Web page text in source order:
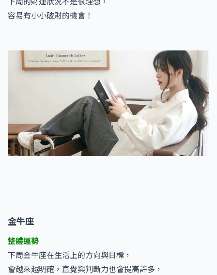
容易有小小破財的機會！
金牛座
整體運勢
下周金牛座在生活上的方向與目標，
會越來越明確，直覺與判斷力也會提高許多，